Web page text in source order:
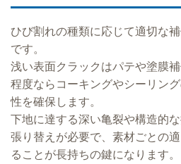
ひび割れの種類に応じて適切な
です。
浅い表面クラックはパテや塗膜
程度ならコーキングやシーリン
性を確保します。
下地に達する深い亀裂や構造的
張り替えが必要で、素材ごとの
ることが長持ちの鍵になります。